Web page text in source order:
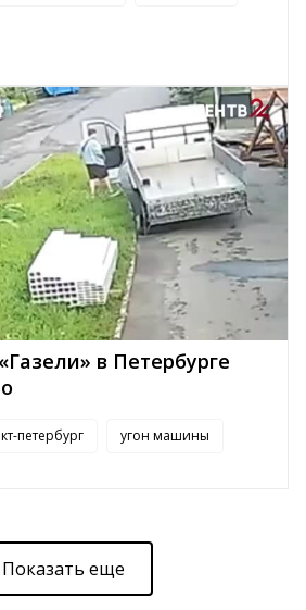
в Петербурге
петербург угон машины
Показать еще